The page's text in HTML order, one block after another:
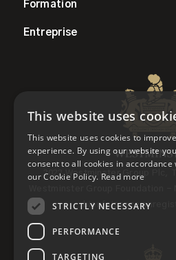
Formation
Entreprise
2022 Westminster Group Plc,
Westminster Group Foundation
bienfaisance
This website uses
This website uses cookies to
experience. By using our website you
consent to all cookies in accordance
our Cookie Policy. Read more
STRICTLY NECESSARY
PERFORMANCE
TARGETING